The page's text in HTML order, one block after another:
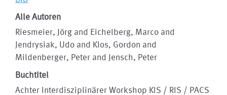
Alle Autoren
Riesmeier, Jörg and Eichelberg, Marco and
Jendrysiak, Udo and Klos, Gordon and
Mildenberger, Peter and Jensch, Peter
Buchtitel
Achter Interdisziplinärer Workshop KIS / RIS / PACS